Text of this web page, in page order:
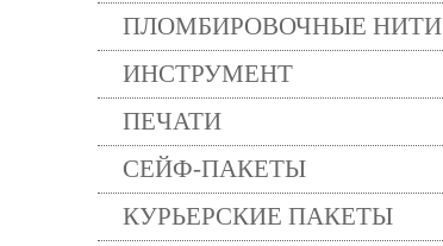
ПЛОМБИРОВОЧНЫЕ НИТИ
ИНСТРУМЕНТ
ПЕЧАТИ
СЕЙФ-ПАКЕТЫ
КУРЬЕРСКИЕ ПАКЕТЫ